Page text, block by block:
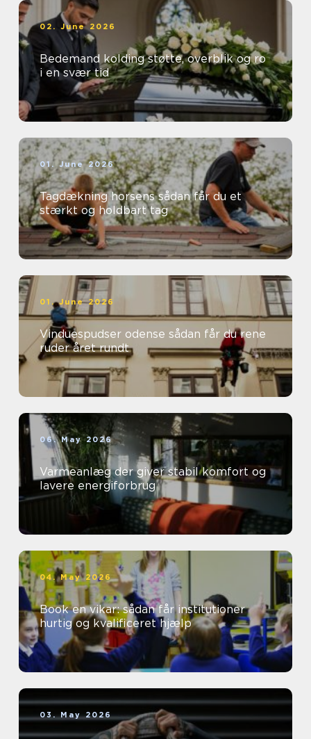
02. June 2026
Bedemand kolding støtte, overblik og ro
i en svær tid
01. June 2026
Tagdækning horsens sådan får du et
stærkt og holdbart tag
01. June 2026
Vinduespudser odense sådan får du rene
ruder året rundt
06. May 2026
Varmeanlæg der giver stabil komfort og
lavere energiforbrug
04. May 2026
Book en vikar: sådan får institutioner
hurtig og kvalificeret hjælp
03. May 2026